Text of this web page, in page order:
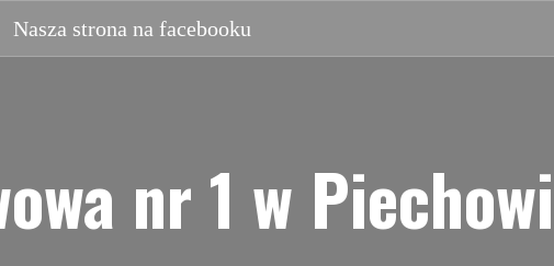
facebook
nr 1 w